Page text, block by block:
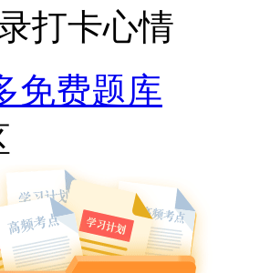
打卡心情
免费题库